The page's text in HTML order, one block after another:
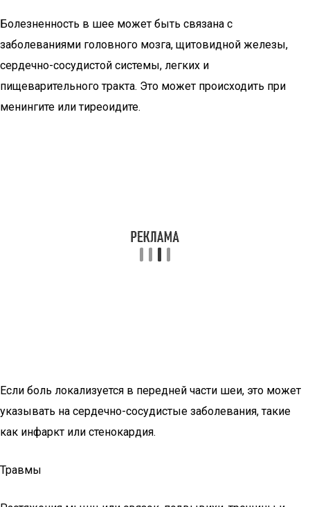
Болезненность в шее может быть связана с
заболеваниями головного мозга, щитовидной железы,
сердечно-сосудистой системы, легких и
пищеварительного тракта. Это может происходить при
менингите или тиреоидите.
Если боль локализуется в передней части шеи, это может
указывать на сердечно-сосудистые заболевания, такие
как инфаркт или стенокардия.
Травмы